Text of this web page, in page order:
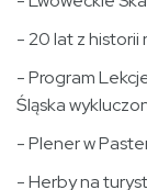
- 20 lat z
- Program
Śląska
- Plener w
- Herby na